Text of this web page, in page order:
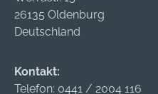
Lieferung: Im
Holzetui. Hersteller:
Reutlinger Str.48,
73728 Esslingen, DE,
26135 Oldenburg
Deutschland
Kontakt:
Telefon: 0441 / 2004 116